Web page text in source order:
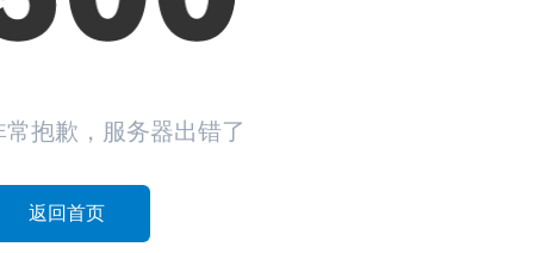
常抱歉，服务器出错了
返回首页